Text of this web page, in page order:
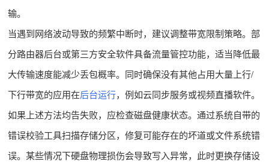
输。
当遇到网络波动导致的频繁中断时，建议调整带宽限制策略。部
分路由器后台或第三方安全软件具备流量管控功能，适当降低最
大传输速度能减少丢包概率。同时确保没有其他占用大量上行/
下行带宽的应用在后台运行，例如云同步服务或视频直播软件。
如果上述方法均告失败，应检查磁盘健康状态。通过系统自带的
错误校验工具扫描存储分区，修复可能存在的坏道或文件系统错
误。某些情况下硬盘物理损伤会导致写入异常，此时更换存储设